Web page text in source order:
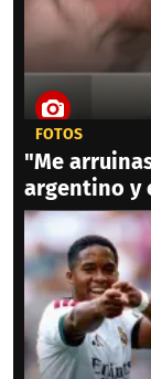
FOTOS
"Me
argentino y